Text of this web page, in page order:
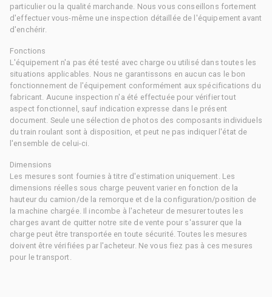
particulier ou la qualité marchande. Nous vous conseillons fortement
d'effectuer vous-même une inspection détaillée de l'équipement avant
d'enchérir.
Fonctions
L'équipement n'a pas été testé avec charge ou utilisé dans toutes les
situations applicables. Nous ne garantissons en aucun cas le bon
fonctionnement de l'équipement conformément aux spécifications du
fabricant. Aucune inspection n'a été effectuée pour vérifier tout
aspect fonctionnel, sauf indication expresse dans le présent
document. Seule une sélection de photos des composants individuels
du train roulant sont à disposition, et peut ne pas indiquer l'état de
l'ensemble de celui-ci.
Dimensions
Les mesures sont fournies à titre d'estimation uniquement. Les
dimensions réelles sous charge peuvent varier en fonction de la
hauteur du camion/de la remorque et de la configuration/position de
la machine chargée. Il incombe à l'acheteur de mesurer toutes les
charges avant de quitter notre site de vente pour s'assurer que la
charge peut être transportée en toute sécurité. Toutes les mesures
doivent être vérifiées par l'acheteur. Ne vous fiez pas à ces mesures
pour le transport.